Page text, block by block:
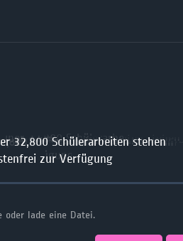
32,800 Schülerarbeiten stehen
zur Verfügung
oder lade eine Datei.